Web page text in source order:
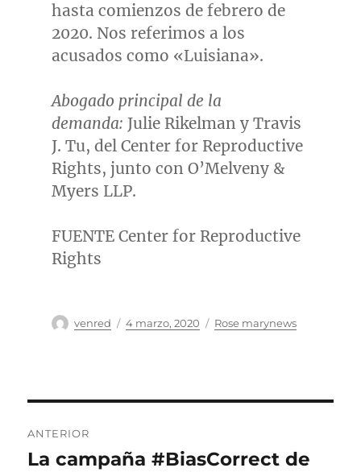
hasta comienzos de febrero de
2020. Nos referimos a los
acusados como «Luisiana».
Abogado principal de la
demanda: Julie Rikelman y Travis
J. Tu, del Center for Reproductive
Rights, junto con O’Melveny &
Myers LLP.
FUENTE Center for Reproductive
Rights
Autor
venred
Publicado
4 marzo, 2020 Categorías
Rose marynews
de
ANTERIOR
Entrada
La campaña #BiasCorrect de